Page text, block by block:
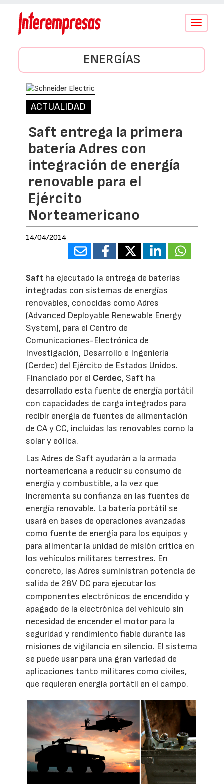
Conmutar
ENERGÍAS
ACTUALIDAD
Saft entrega la primera
batería Adres con
integración de energía
renovable para el
Ejército
Norteamericano
14/04/2014
Saft ha ejecutado la entrega de baterías
integradas con sistemas de energías
renovables, conocidas como Adres
(Advanced Deployable Renewable Energy
System), para el Centro de
Comunicaciones-Electrónica de
Investigación, Desarrollo e Ingeniería
(Cerdec) del Ejército de Estados Unidos.
Financiado por el Cerdec, Saft ha
desarrollado esta fuente de energía portátil
con capacidades de carga integrados para
recibir energía de fuentes de alimentación
de CA y CC, incluidas las renovables como la
solar y eólica.
Las Adres de Saft ayudarán a la armada
norteamericana a reducir su consumo de
energía y combustible, a la vez que
incrementa su confianza en las fuentes de
energía renovable. La batería portátil se
usará en bases de operaciones avanzadas
como fuente de energía para los equipos y
para alimentar la unidad de misión crítica en
los vehículos militares terrestres. En
concreto, las Adres suministran potencia de
salida de 28V DC para ejecutar los
componentes electrónicos de encendido y
apagado de la electrónica del vehículo sin
necesidad de encender el motor para la
seguridad y rendimiento fiable durante las
misiones de vigilancia en silencio. El sistema
se puede usar para una gran variedad de
aplicaciones tanto militares como civiles,
que requieren energía portátil en el campo.